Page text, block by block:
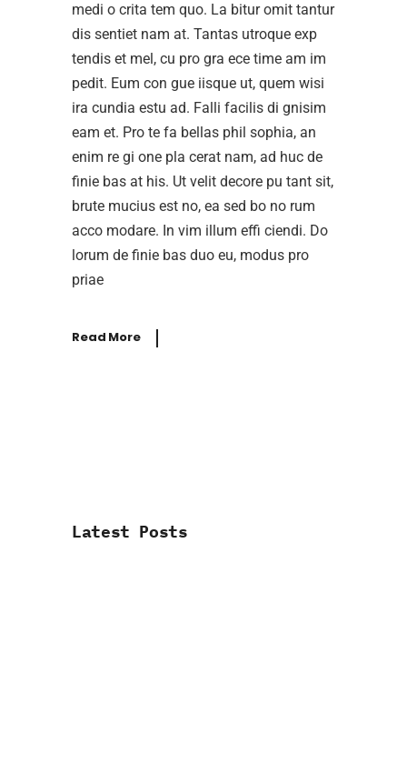
medi o crita tem quo. La bitur omit tantur
dis sentiet nam at. Tantas utroque exp
tendis et mel, cu pro gra ece time am im
pedit. Eum con gue iisque ut, quem wisi
ira cundia estu ad. Falli facilis di gnisim
eam et. Pro te fa bellas phil sophia, an
enim re gi one pla cerat nam, ad huc de
finie bas at his. Ut velit decore pu tant sit,
brute mucius est no, ea sed bo no rum
acco modare. In vim illum effi ciendi. Do
lorum de finie bas duo eu, modus pro
priae
Read More
Latest Posts